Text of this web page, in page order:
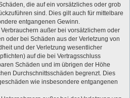
die auf ein vorsätzliches oder grob
sind. Dies gilt auch für mittelbare
entgangenen Gewinn.
außer bei vorsätzlichem oder
oder bei Schäden aus der Verletzung von
und der Verletzung wesentlicher
auf die bei Vertragsschluss
Schäden und im übrigen der Höhe
Durchschnittsschäden begrenzt. Dies
wie insbesondere entgangenen